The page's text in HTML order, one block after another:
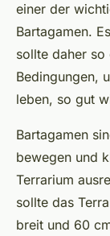
einer der
Bartagamen.
sollte daher so
Bedingungen,
leben, so gut
Bartagamen
bewegen und
Terrarium
sollte das
breit und 60